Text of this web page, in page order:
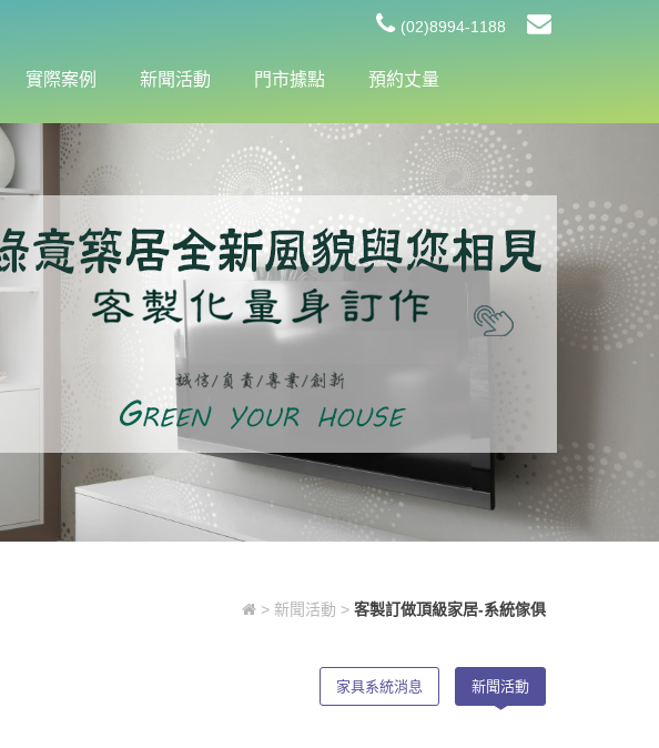
(02)8994-1188
實際案例 新聞活動 門市據點 預約丈量
> 新聞活動 > 客製訂做頂級家居-系統傢俱
家具系統消息 新聞活動